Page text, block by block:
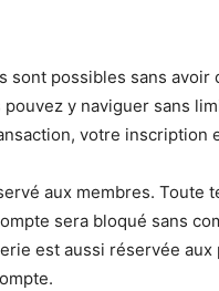
sont possibles sans avoir
pouvez y naviguer sans
votre inscription
aux membres. Toute
sera bloqué sans
est aussi réservée aux